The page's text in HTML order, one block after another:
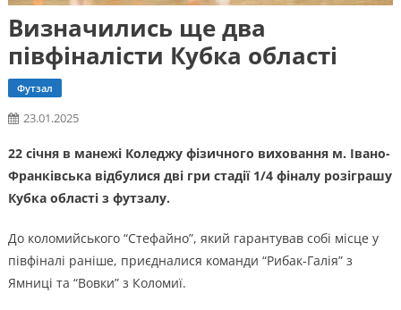
Визначились ще два
півфіналісти Кубка області
Футзал
23.01.2025
22 січня в манежі Коледжу фізичного виховання м. Івано-
Франківська відбулися дві гри стадії 1/4 фіналу розіграшу
Кубка області з футзалу.
До коломийського “Стефайно”, який гарантував собі місце у
півфіналі раніше, приєдналися команди “Рибак-Галія” з
Ямниці та “Вовки” з Коломиї.